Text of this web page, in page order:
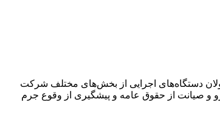
۱۴۰۳ به همراه جمعی از معاونان دادستانی و مسئولان دستگاه‌های اجرایی از بخش‌های مختلف شرکت
و صیانت از حقوق عامه و پیشگیری از وقوع جرم